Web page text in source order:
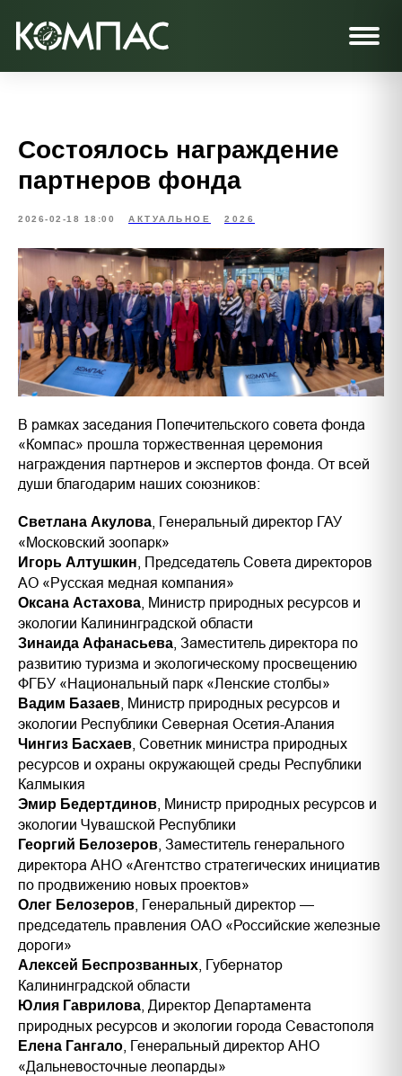
Состоялось награждение
партнеров фонда
2026-02-18 18:00 АКТУАЛЬНОЕ 2026
В рамках заседания Попечительского совета фонда
«Компас» прошла торжественная церемония
награждения партнеров и экспертов фонда. От всей
души благодарим наших союзников:
Светлана Акулова , Генеральный директор ГАУ
«Московский зоопарк»
Игорь Алтушкин , Председатель Совета директоров
АО «Русская медная компания»
Оксана Астахова , Министр природных ресурсов и
экологии Калининградской области
Зинаида Афанасьева , Заместитель директора по
развитию туризма и экологическому просвещению
ФГБУ «Национальный парк «Ленские столбы»
Вадим Базаев , Министр природных ресурсов и
экологии Республики Северная Осетия-Алания
Чингиз Басхаев , Советник министра природных
ресурсов и охраны окружающей среды Республики
Калмыкия
Эмир Бедертдинов , Министр природных ресурсов и
экологии Чувашской Республики
Георгий Белозеров , Заместитель генерального
директора АНО «Агентство стратегических инициатив
по продвижению новых проектов»
Олег Белозеров , Генеральный директор —
председатель правления ОАО «Российские железные
дороги»
Алексей Беспрозванных , Губернатор
Калининградской области
Юлия Гаврилова , Директор Департамента
природных ресурсов и экологии города Севастополя
Елена Гангало , Генеральный директор АНО
«Дальневосточные леопарды»